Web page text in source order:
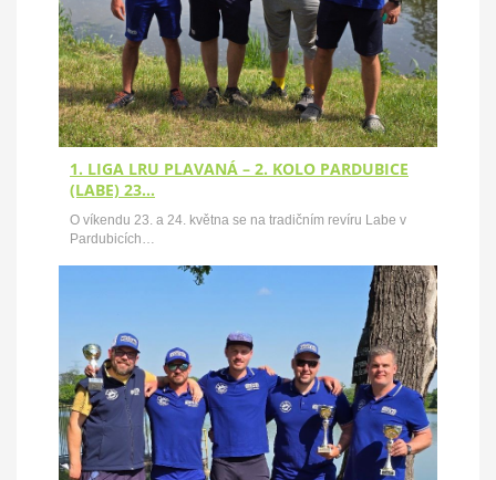
1. LIGA LRU PLAVANÁ – 2. KOLO PARDUBICE
(LABE) 23…
O víkendu 23. a 24. května se na tradičním revíru Labe v
Pardubicích…